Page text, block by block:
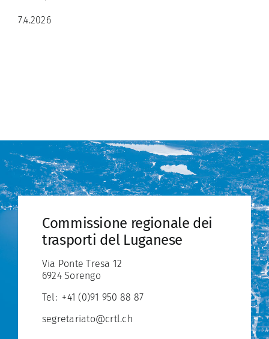
7.4.2026
Commissione regionale dei
trasporti del Luganese
Via Ponte Tresa 12
6924 Sorengo
Tel: +41 (0)91 950 88 87
segretariato@crtl.ch